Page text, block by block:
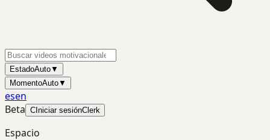
EstadoAuto▼
MomentoAuto▼
esen
Beta C Iniciar sesiónClerk
Espacio